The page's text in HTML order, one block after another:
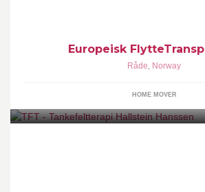
Europeisk
Råde, Norway
HOME MOVER